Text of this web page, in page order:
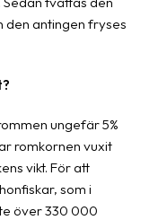
den antingen fryses
ungefär 5%
romkornen vuxit
vikt. För att
som i
över 330 000